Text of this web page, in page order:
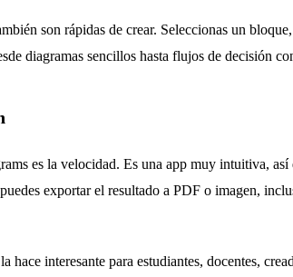
son rápidas de crear. Seleccionas un
diagramas sencillos hasta flujos de decisión
es la velocidad. Es una app muy intuitiva,
exportar el resultado a PDF o imagen,
hace interesante para estudiantes, docentes,